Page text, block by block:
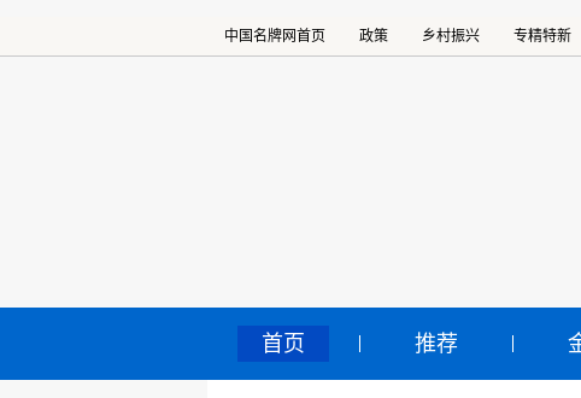
中国名牌网首页 政策 乡村振兴 专精特新
首页 推荐